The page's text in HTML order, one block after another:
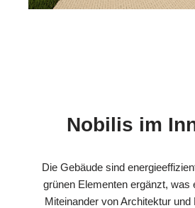
Nobilis im
Die Gebäude sind
grünen Elementen ergänzt, was
Miteinander von Architektur und